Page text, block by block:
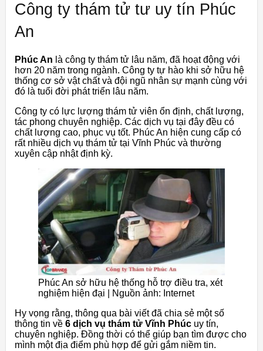
Công ty thám tử tư uy tín Phúc
An
Phúc An là công ty thám tử lâu năm, đã hoạt động với
hơn 20 năm trong ngành. Công ty tự hào khi sở hữu hệ
thống cơ sở vật chất và đội ngũ nhân sự mạnh cùng với
đó là tuổi đời phát triển lâu năm.
Công ty có lực lượng thám tử viên ổn định, chất lượng,
tác phong chuyên nghiệp. Các dịch vụ tại đây đều có
chất lượng cao, phục vụ tốt. Phúc An hiện cung cấp có
rất nhiều dịch vụ thám tử tại Vĩnh Phúc và thường
xuyên cập nhật định kỳ.
Phúc An sở hữu hệ thống hỗ trợ điều tra, xét
nghiệm hiện đại | Nguồn ảnh: Internet
Hy vọng rằng, thông qua bài viết đã chia sẻ một số
thông tin về 6 dịch vụ thám tử Vĩnh Phúc uy tín,
chuyên nghiệp. Đồng thời có thể giúp bạn tìm được cho
mình một địa điểm phù hợp để gửi gắm niềm tin.